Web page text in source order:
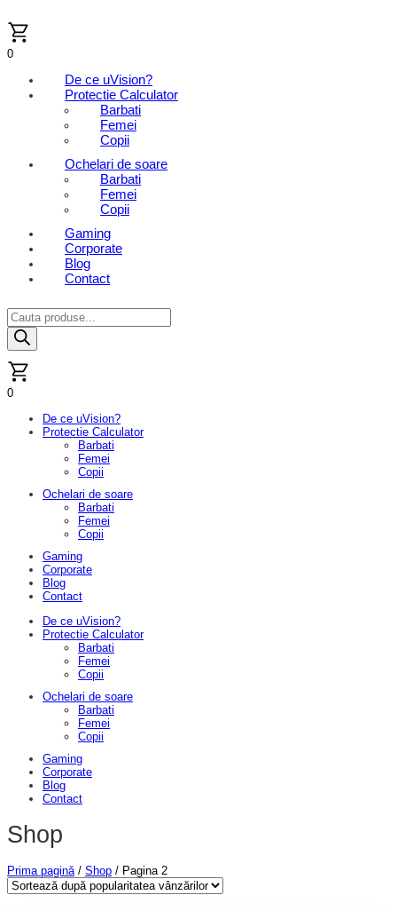
to
content
0
De ce uVision?
Protectie Calculator
Barbati
Femei
Copii
Ochelari de soare
Barbati
Femei
Copii
Gaming
Corporate
Blog
Contact
Products
search
0
De ce uVision?
Protectie Calculator
Barbati
Femei
Copii
Ochelari de soare
Barbati
Femei
Copii
Gaming
Corporate
Blog
Contact
De ce uVision?
Protectie Calculator
Barbati
Femei
Copii
Ochelari de soare
Barbati
Femei
Copii
Gaming
Corporate
Blog
Contact
Shop
Prima pagină / Shop / Pagina 2